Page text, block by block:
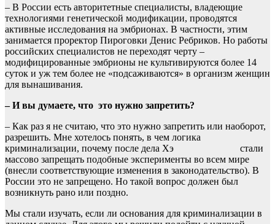
– В России есть авторитетные специалисты, владеющие
технологиями генетической модификации, проводятся
активные исследования на эмбрионах. В частности, этим
занимается проректор Пироговки Денис Ребриков. Но работы
российских специалистов не переходят черту –
модифицированные эмбрионы не культивируются более 14
суток и уж тем более не «подсаживаются» в организм женщин
для вынашивания.
– И вы думаете, что это нужно запретить?
– Как раз я не считаю, что это нужно запретить или наоборот,
разрешить. Мне хотелось понять, в чем логика
криминализации, почему после дела Хэ стали
массово запрещать подобные эксперименты во всем мире
(внесли соответствующие изменения в законодательство). В
России это не запрещено. Но такой вопрос должен был
возникнуть рано или поздно.
Мы стали изучать, если ли основания для криминализации в